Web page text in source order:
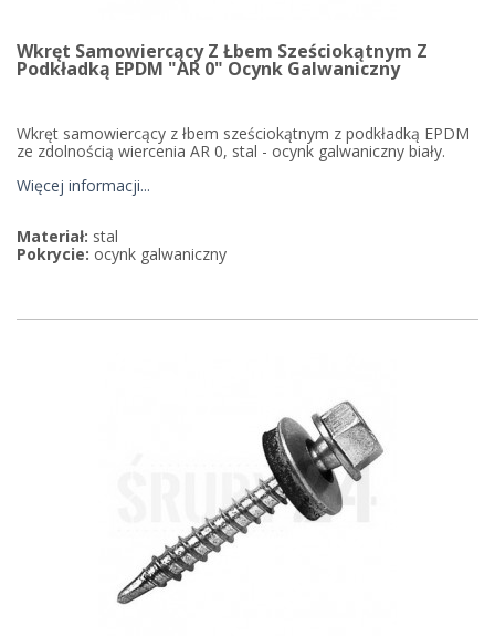
Wkręt Samowiercący Z Łbem Sześciokątnym Z
Podkładką EPDM "AR 0" Ocynk Galwaniczny
Wkręt samowiercący z łbem sześciokątnym z podkładką EPDM
ze zdolnością wiercenia AR 0, stal - ocynk galwaniczny biały.
Więcej informacji...
Materiał: stal
Pokrycie: ocynk galwaniczny